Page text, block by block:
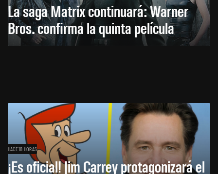
La saga Matrix continuará: Warner
Bros. confirma la quinta película
HACE 18 HORAS
¡Es oficial! Jim Carrey protagonizará el